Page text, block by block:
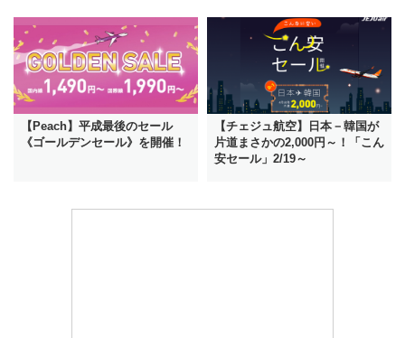
【Peach】平成最後のセール
《ゴールデンセール》を開催！
【チェジュ航空】日本－韓国が
片道まさかの2,000円～！「こん
安セール」2/19～